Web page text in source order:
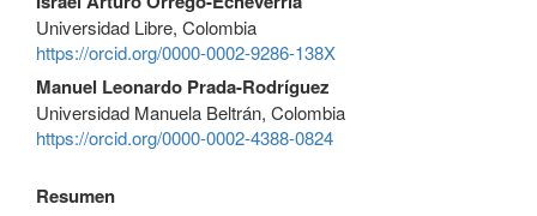
Universidad Libre, Colombia
https://orcid.org/0000-0002-9286-138X
Manuel Leonardo Prada-Rodríguez
Universidad Manuela Beltrán, Colombia
https://orcid.org/0000-0002-4388-0824
Resumen